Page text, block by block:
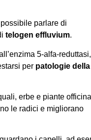
parlare di
telogen effluvium.
5-alfa-reduttasi,
per patologie della
erbe e piante
le radici e migliorano